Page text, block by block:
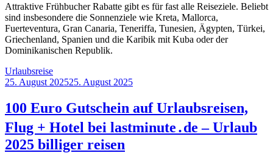
Attraktive Frühbucher Rabatte gibt es für fast alle Reiseziele. Beliebt
sind insbesondere die Sonnenziele wie Kreta, Mallorca,
Fuerteventura, Gran Canaria, Teneriffa, Tunesien, Ägypten, Türkei,
Griechenland, Spanien und die Karibik mit Kuba oder der
Dominikanischen Republik.
Urlaubsreise
25. August 202525. August 2025
Allan
100 Euro Gutschein auf Urlaubsreisen,
Flug + Hotel bei lastminute․de – Urlaub
2025 billiger reisen